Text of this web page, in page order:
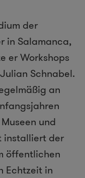
der
in Salamanca,
er Workshops
Schnabel.
an
und
installiert der
öffentlichen
Echtzeit in